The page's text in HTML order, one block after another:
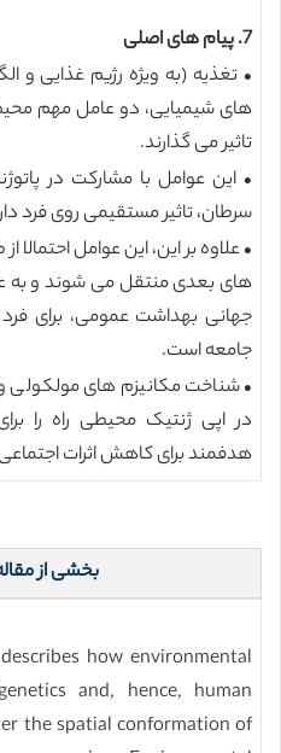
7. پیام های اصلی
• تغذیه (به ویژه رژیم غذایی و
های شیمیایی، دو عامل مهم
تاثیر می گذارند.
• این عوامل با مشارکت در
سرطان، تاثیر مستقیمی روی فرد
• علاوه بر این، این عوامل
های بعدی منتقل می شوند و به
جهانی بهداشت عمومی، برای
جامعه است.
• شناخت مکانیزم های
در اپی ژنتیک محیطی راه را
هدفمند برای کاهش اثرات اجتماعی
بخشی از
how environmental
and, hence, human
the spatial conformation of